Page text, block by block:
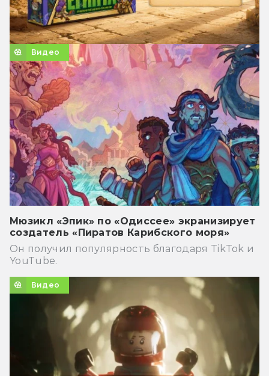
Видео
Мюзикл «Эпик» по «Одиссее» экранизирует
создатель «Пиратов Карибского моря»
Он получил популярность благодаря TikTok и
YouTube.
Видео